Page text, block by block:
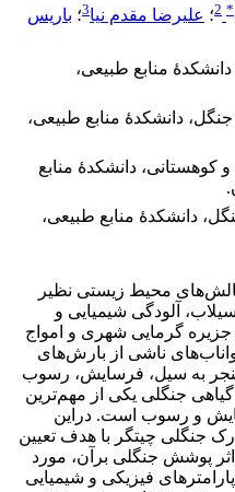
*
2؛ علیرضا مقدم نیا3؛ باریس
منابع طبیعی،
دانشکدۀ منابع طبیعی،
کوهستانی، دانشکدۀ منابع
دانشکدۀ منابع طبیعی،
محیط زیستی نظیر
آلودگی شیمیایی و
گرمایی شهری و امواج
ناشی از بارش‌های
به سیل، فرسایش، رسوب
جنگلی یکی از مهم‌ترین
و رسوب است. دراین
جنگلی چیتگر با هدف تعیین
پوشش جنگلی برآن، مورد
فیزیکی و شیمیایی